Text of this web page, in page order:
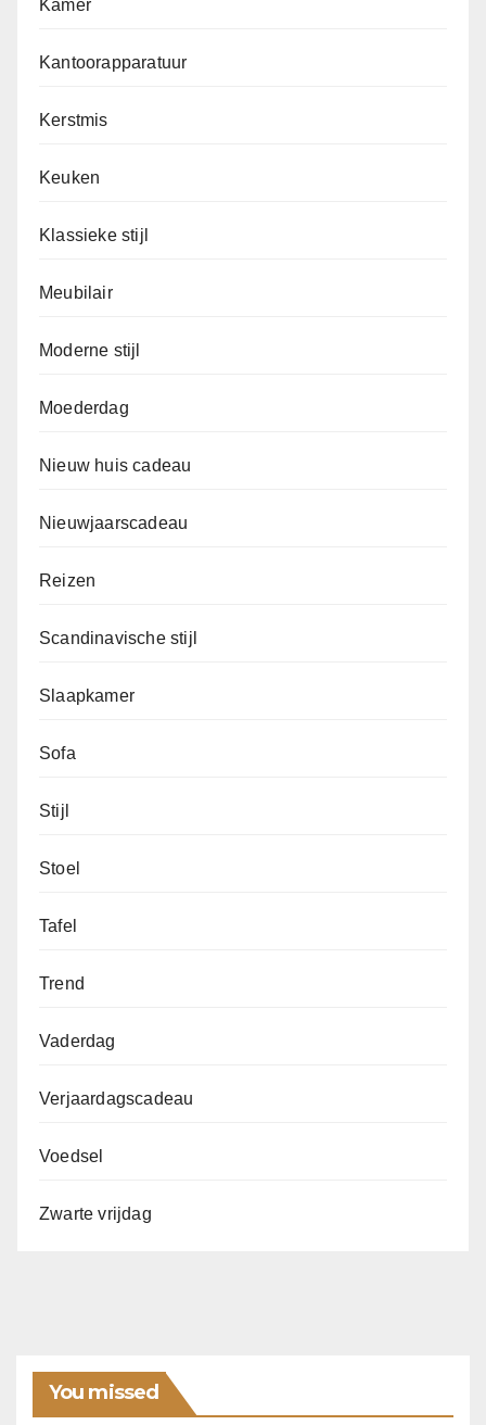
Kamer
Kantoorapparatuur
Kerstmis
Keuken
Klassieke stijl
Meubilair
Moderne stijl
Moederdag
Nieuw huis cadeau
Nieuwjaarscadeau
Reizen
Scandinavische stijl
Slaapkamer
Sofa
Stijl
Stoel
Tafel
Trend
Vaderdag
Verjaardagscadeau
Voedsel
Zwarte vrijdag
You missed